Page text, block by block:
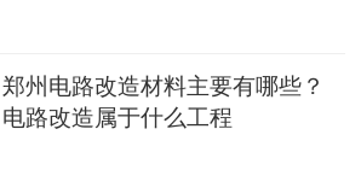
郑州电路改造材料主要有哪些？
电路改造属于什么工程